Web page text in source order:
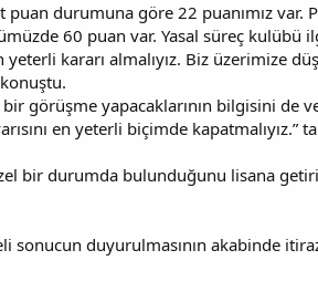
puan durumuna göre 22 puanımız var.
60 puan var. Yasal süreç kulübü
kararı almalıyız. Biz üzerimize
görüşme yapacaklarının bilgisini de
en yeterli biçimde kapatmalıyız.”
bir durumda bulunduğunu lisana
sonucun duyurulmasının akabinde